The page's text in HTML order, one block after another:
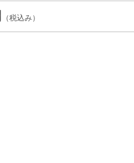
（税込み）